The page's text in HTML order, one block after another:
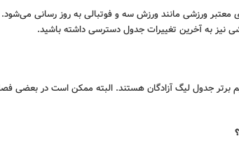
ورزشی مانند ورزش سه و فوتبالی به روز رسانی می‌شود.
نیز به آخرین تغییرات جدول دسترسی داشته باشید.
برتر جدول لیگ آزادگان هستند. البته ممکن است در بعضی